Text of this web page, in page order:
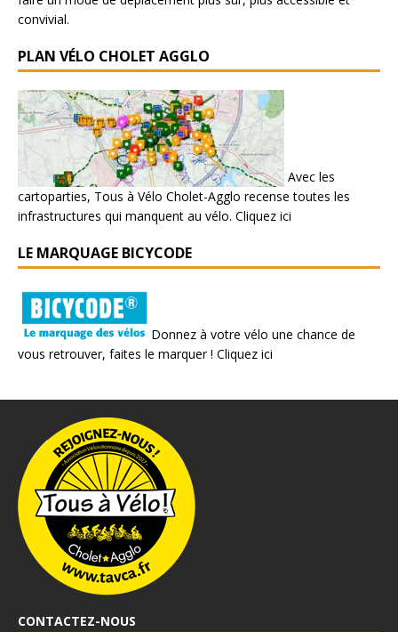
convivial.
PLAN VÉLO CHOLET AGGLO
Avec les
cartoparties, Tous à Vélo Cholet-Agglo recense toutes les
infrastructures qui manquent au vélo. Cliquez ici
LE MARQUAGE BICYCODE
Donnez à votre vélo une chance de
vous retrouver, faites le marquer ! Cliquez ici
CONTACTEZ-NOUS